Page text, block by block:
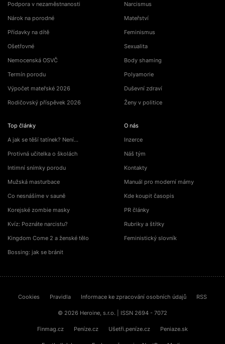
Podpora v nezaměstnanosti
Nárok na porodné
Přídavky na dítě
Ošetřovné
Nemocenská OSVČ
Termín porodu
Výpočet mateřské 2026
Rodičovský příspěvek 2026
Top články
A jak se těší tatínek? Není…
Protivná učitelka o školách
Intimní snímky porodu
Mužská masturbace
Co nesnášíme v sauně
Korejské zombie masky
Kvíz: Poznáte narcistu?
Kingdom Come 2 a ženské tělo
Bossing: jak se bránit
Narcismus
Mateřství
Feminismus
Sexualita
Body shaming
Polyamorie
Duševní zdraví
Ženy v politice
O nás
Inzerce
Náš tým
Kontakty
Manuál pro moderní mámy
Kde koupit časopis
PR články
Rubriky a štítky
Feministický slovník
Cookies Pravidla Informace ke zpracování osobních údajů RSS
© 2026 Heroine, s.r.o. | ISSN 2694 - 7072
Finmag.cz Peníze.cz Ušetři.peníze.cz Peniaze.sk